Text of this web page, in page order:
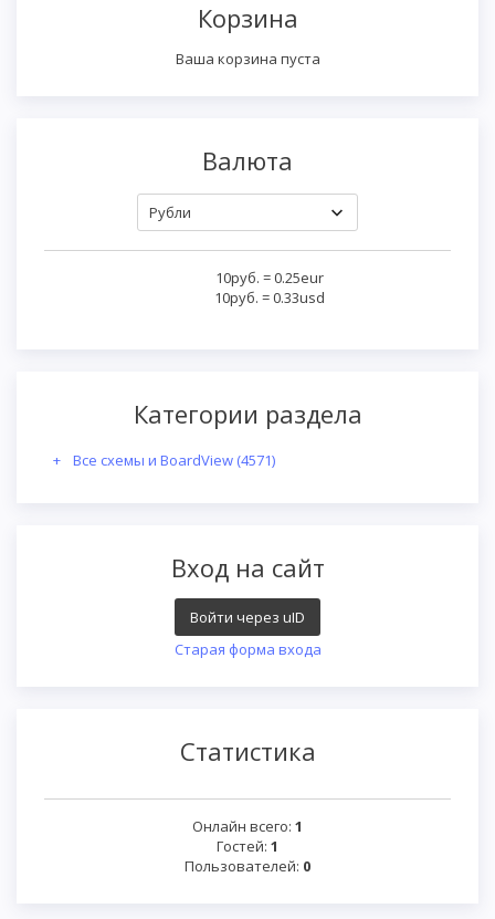
Корзина
Ваша корзина пуста
Валюта
10руб. =0.25eur
10руб. =0.33usd
Категории раздела
Все схемы и BoardView (4571)
Вход на сайт
Войти через uID
Старая форма входа
Статистика
Онлайн всего: 1
Гостей: 1
Пользователей: 0